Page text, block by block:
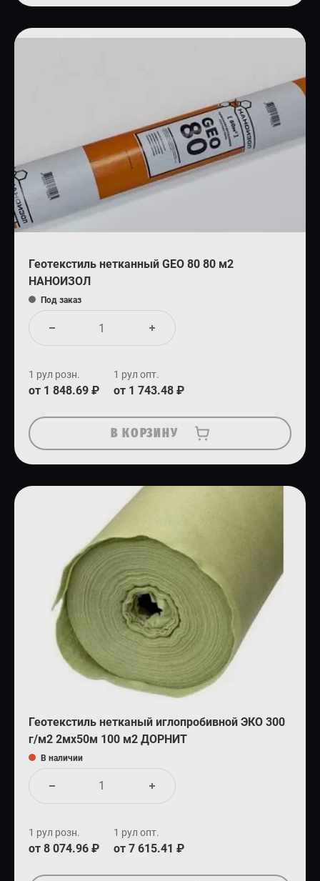
Геотекстиль нетканный GEO 80 80 м2
НАНОИЗОЛ
Под заказ
1 рул розн.
от 1 848.69 ₽
1 рул опт.
от 1 743.48 ₽
В КОРЗИНУ
Геотекстиль нетканый иглопробивной ЭКО 300
г/м2 2мх50м 100 м2 ДОРНИТ
В наличии
1 рул розн.
от 8 074.96 ₽
1 рул опт.
от 7 615.41 ₽